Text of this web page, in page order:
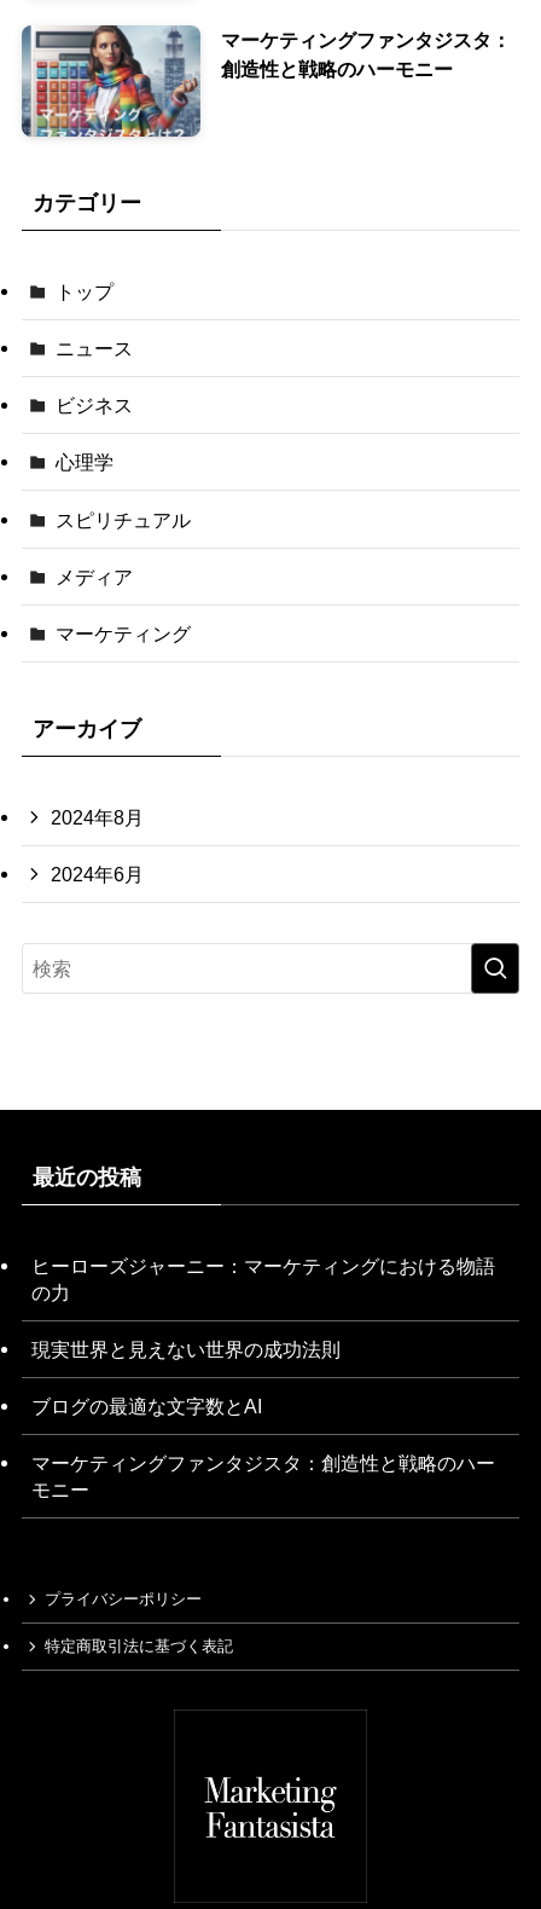
マーケティングファンタジスタ：
創造性と戦略のハーモニー
カテゴリー
トップ
ニュース
ビジネス
心理学
スピリチュアル
メディア
マーケティング
アーカイブ
2024年8月
2024年6月
最近の投稿
ヒーローズジャーニー：マーケティングにおける物語
の力
現実世界と見えない世界の成功法則
ブログの最適な文字数とAI
マーケティングファンタジスタ：創造性と戦略のハー
モニー
プライバシーポリシー
特定商取引法に基づく表記